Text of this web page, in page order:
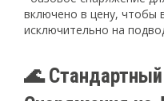
включено в цену, чтобы
исключительно на
🌊